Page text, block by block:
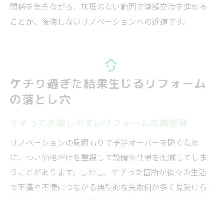
関係を築きながら、無理のない範囲で減額交渉を進める
ことが、後悔しないリノベーションへの近道です。
ケチり過ぎた結果生じるリフォーム
の落とし穴
ケチって失敗しやすいリフォームの典型例
リノベーションの見積もりで予算オーバーを防ぐため
に、つい価格だけを重視して設備や仕様を削減してしま
うことがあります。しかし、ケチった箇所が後々の生活
で不満や不便につながる典型的な失敗例が多く見受けら